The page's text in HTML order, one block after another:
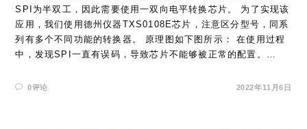
SPI为半双工，因此需要使用一双向电平转换芯片。 为了实现该
应用，我们使用德州仪器TXS0108E芯片，注意区分型号，同系
列有多个不同功能的转换器。 原理图如下图所示： 在使用过程
中，发现SPI一直有误码，导致芯片不能够被正常的配置。…
0评论 2022年11月6日